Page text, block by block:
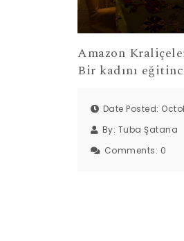
Amazon
Bir kadını
Date Posted:
By: Tuba Şatana
Comments: 0